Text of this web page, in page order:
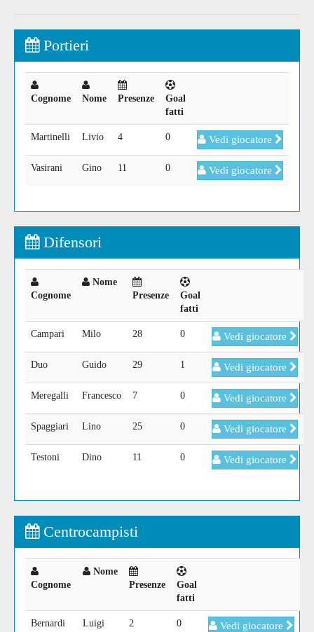
Portieri
Cognome Nome Presenze
Goal
fatti
Martinelli Livio 4 0 Vedi giocatore
Vasirani Gino 11 0 Vedi giocatore
Difensori
Cognome
Nome
Presenze
Goal
fatti
Campari Milo 28 0 Vedi giocatore
Duo Guido 29 1 Vedi giocatore
Meregalli Francesco 7 0 Vedi giocatore
Spaggiari Lino 25 0 Vedi giocatore
Testoni Dino 11 0 Vedi giocatore
Centrocampisti
Cognome
Nome
Presenze
Goal
fatti
Bernardi Luigi 2 0 Vedi giocatore